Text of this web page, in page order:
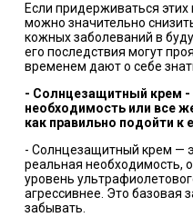
Если придерживаться
можно значительно
кожных заболеваний в
его последствия могут
временем дают о себе
- Солнцезащитный крем -
необходимость или все
как правильно подойти к
- Солнцезащитный крем —
реальная необходимость,
уровень
агрессивнее. Это базовая
забывать.